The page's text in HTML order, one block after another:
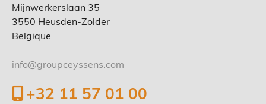
Mijnwerkerslaan 35
3550 Heusden-Zolder
Belgique
info@groupceyssens.com
+32 11 57 01 00